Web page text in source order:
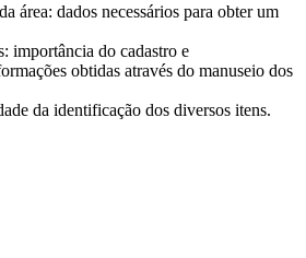
área: dados necessários para obter um
importância do cadastro e
obtidas através do manuseio dos
da identificação dos diversos itens.